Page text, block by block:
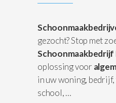
gezocht? Stop met
oplossing voor
in uw woning,
school, …